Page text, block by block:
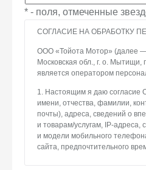
* - поля, отмеченные
СОГЛАСИЕ НА ОБРАБОТКУ
ООО «Тойота Мотор» (далее —
Московская обл., г. о.
является оператором
1. Настоящим я даю согласие
имени, отчества, фамилии,
почты), адреса, сведений о
и товарам/услугам, IP-адреса,
и модели мобильного
сайта, предпочтительного